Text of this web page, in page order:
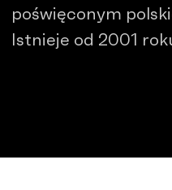
poświęconym
Istnieje od 2001